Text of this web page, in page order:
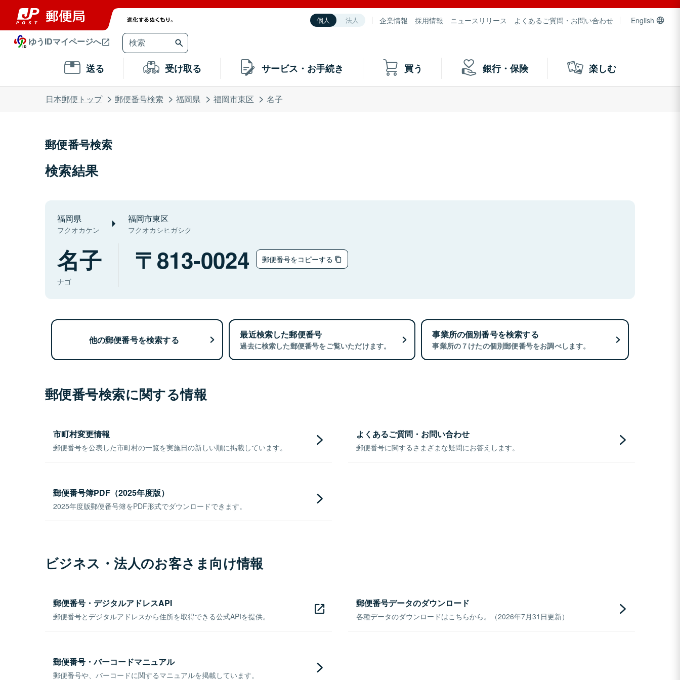
個人 法人 企業情報 採用情報 ニュースリリース よくあるご質問・お問い合わせ English
ゆうIDマイページへ
送る 受け取る サービス・お手続き 買う 銀行・保険 楽しむ
日本郵便トップ 郵便番号検索 福岡県 福岡市東区 名子
郵便番号検索
検索結果
福岡県
フクオカケン
福岡市東区
フクオカシヒガシク
名子
ナゴ
813-0024 郵便番号をコピーする
他の郵便番号を検索する 最近検索した郵便番号
過去に検索した郵便番号をご覧いただけます。
事業所の個別番号を検索する
事業所の７けたの個別郵便番号をお調べします。
郵便番号検索に関する情報
市町村変更情報
郵便番号を公表した市町村の一覧を実施日の新しい順に掲載しています。
よくあるご質問・お問い合わせ
郵便番号に関するさまざまな疑問にお答えします。
郵便番号簿PDF（2025年度版）
2025年度版郵便番号簿をPDF形式でダウンロードできます。
ビジネス・法人のお客さま向け情報
郵便番号・デジタルアドレスAPI
郵便番号とデジタルアドレスから住所を取得できる公式APIを提供。
郵便番号データのダウンロード
各種データのダウンロードはこちらから。（2026年7月31日更新）
郵便番号・バーコードマニュアル
郵便番号や、バーコードに関するマニュアルを掲載しています。